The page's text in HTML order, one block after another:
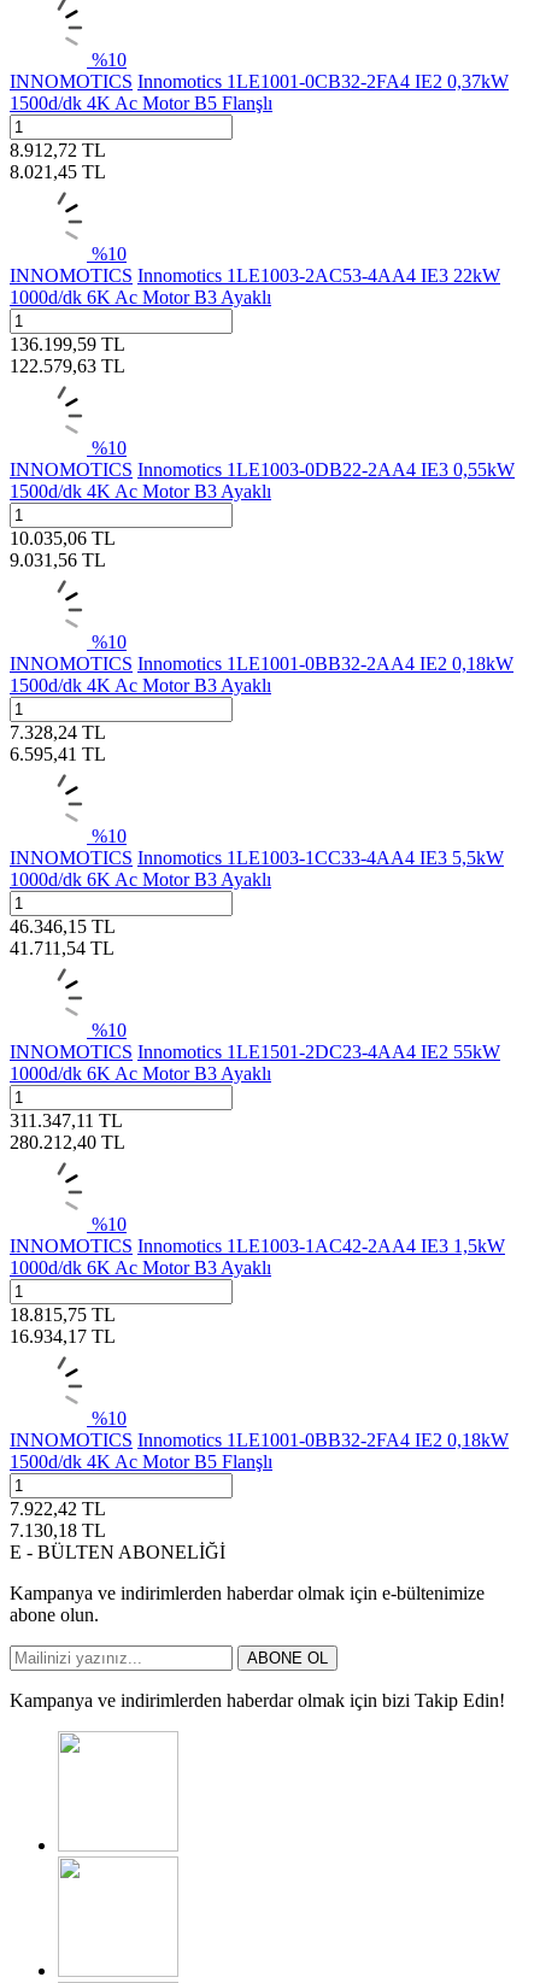
%10
INNOMOTICS Innomotics 1LE1001-0CB32-2FA4 IE2 0,37kW
1500d/dk 4K Ac Motor B5 Flanşlı
8.912,72 TL
8.021,45 TL
%10
INNOMOTICS Innomotics 1LE1003-2AC53-4AA4 IE3 22kW
1000d/dk 6K Ac Motor B3 Ayaklı
136.199,59 TL
122.579,63 TL
%10
INNOMOTICS Innomotics 1LE1003-0DB22-2AA4 IE3 0,55kW
1500d/dk 4K Ac Motor B3 Ayaklı
10.035,06 TL
9.031,56 TL
%10
INNOMOTICS Innomotics 1LE1001-0BB32-2AA4 IE2 0,18kW
1500d/dk 4K Ac Motor B3 Ayaklı
7.328,24 TL
6.595,41 TL
%10
INNOMOTICS Innomotics 1LE1003-1CC33-4AA4 IE3 5,5kW
1000d/dk 6K Ac Motor B3 Ayaklı
46.346,15 TL
41.711,54 TL
%10
INNOMOTICS Innomotics 1LE1501-2DC23-4AA4 IE2 55kW
1000d/dk 6K Ac Motor B3 Ayaklı
311.347,11 TL
280.212,40 TL
%10
INNOMOTICS Innomotics 1LE1003-1AC42-2AA4 IE3 1,5kW
1000d/dk 6K Ac Motor B3 Ayaklı
18.815,75 TL
16.934,17 TL
%10
INNOMOTICS Innomotics 1LE1001-0BB32-2FA4 IE2 0,18kW
1500d/dk 4K Ac Motor B5 Flanşlı
7.922,42 TL
7.130,18 TL
E - BÜLTEN ABONELİĞİ
Kampanya ve indirimlerden haberdar olmak için e-bültenimize
abone olun.
ABONE OL
Kampanya ve indirimlerden haberdar olmak için bizi Takip Edin!